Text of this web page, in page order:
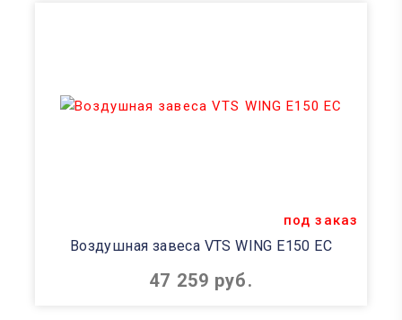
под заказ
Воздушная завеса VTS WING E150 EC
47 259 руб.